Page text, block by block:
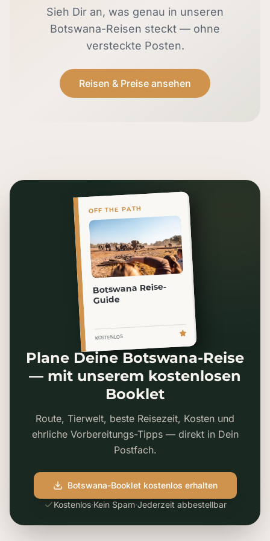
Sieh Dir an, was genau in unseren
Botswana-Reisen steckt — ohne
versteckte Posten.
Reisen & Preise ansehen
OFF THE PATH
Botswana Reise-
Guide
KOSTENLOS
Plane Deine Botswana-Reise
— mit unserem kostenlosen
Booklet
Route, Tierwelt, beste Reisezeit, Kosten und
ehrliche Vorbereitungs-Tipps — direkt in Dein
Postfach.
Botswana-Booklet kostenlos erhalten
Kostenlos·Kein Spam·Jederzeit abbestellbar